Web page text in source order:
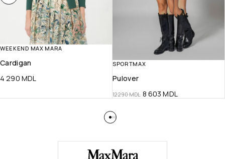
WEEKEND MAX MARA
Cardigan
4 290 MDL
SPORTMAX
Pulover
12 290MDL 8 603MDL